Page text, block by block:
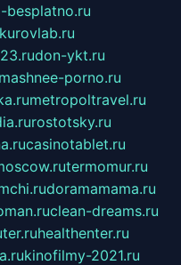
besplatno.ru
don-ykt.ru
porno.ru
metropoltravel.ru
rostotsky.ru
casinotablet.ru
termomur.ru
doramamama.ru
clean-dreams.ru
healthenter.ru
kinofilmy-2021.ru